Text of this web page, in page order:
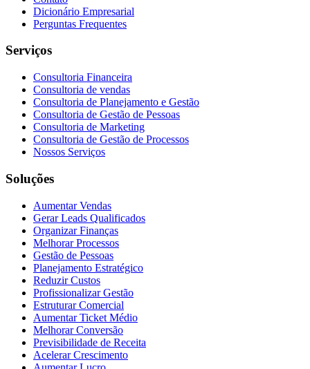
Dicionário Empresarial
Perguntas Frequentes
Serviços
Consultoria Financeira
Consultoria de vendas
Consultoria de Planejamento e Gestão
Consultoria de Gestão de Pessoas
Consultoria de Marketing
Consultoria de Gestão de Processos
Nossos Serviços
Soluções
Aumentar Vendas
Gerar Leads Qualificados
Organizar Finanças
Melhorar Processos
Gestão de Pessoas
Planejamento Estratégico
Reduzir Custos
Profissionalizar Gestão
Estruturar Comercial
Aumentar Ticket Médio
Melhorar Conversão
Previsibilidade de Receita
Acelerar Crescimento